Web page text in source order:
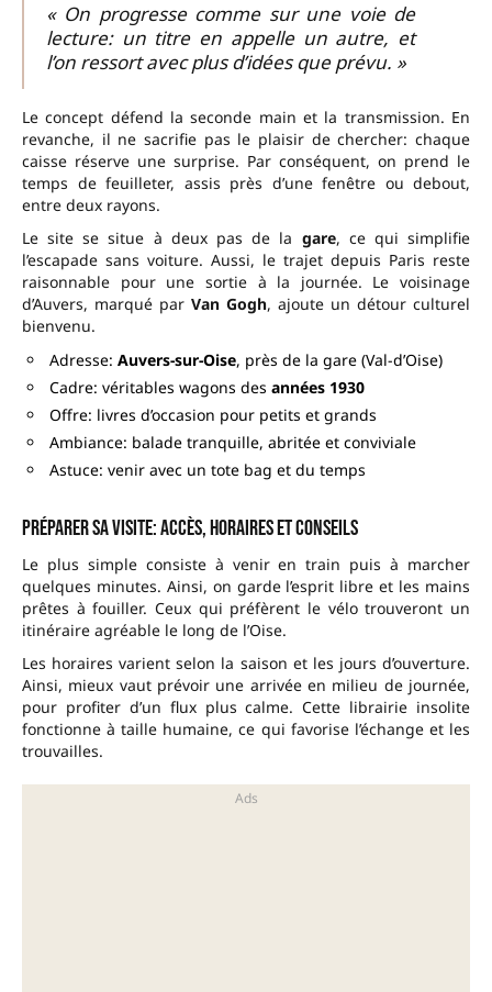
« On progresse comme sur une voie de
lecture: un titre en appelle un autre, et
l’on ressort avec plus d’idées que prévu. »
Le concept défend la seconde main et la transmission. En
revanche, il ne sacrifie pas le plaisir de chercher: chaque
caisse réserve une surprise. Par conséquent, on prend le
temps de feuilleter, assis près d’une fenêtre ou debout,
entre deux rayons.
Le site se situe à deux pas de la gare, ce qui simplifie
l’escapade sans voiture. Aussi, le trajet depuis Paris reste
raisonnable pour une sortie à la journée. Le voisinage
d’Auvers, marqué par Van Gogh, ajoute un détour culturel
bienvenu.
Adresse: Auvers-sur-Oise, près de la gare (Val-d’Oise)
Cadre: véritables wagons des années 1930
Offre: livres d’occasion pour petits et grands
Ambiance: balade tranquille, abritée et conviviale
Astuce: venir avec un tote bag et du temps
Préparer sa visite: accès, horaires et conseils
Le plus simple consiste à venir en train puis à marcher
quelques minutes. Ainsi, on garde l’esprit libre et les mains
prêtes à fouiller. Ceux qui préfèrent le vélo trouveront un
itinéraire agréable le long de l’Oise.
Les horaires varient selon la saison et les jours d’ouverture.
Ainsi, mieux vaut prévoir une arrivée en milieu de journée,
pour profiter d’un flux plus calme. Cette librairie insolite
fonctionne à taille humaine, ce qui favorise l’échange et les
trouvailles.